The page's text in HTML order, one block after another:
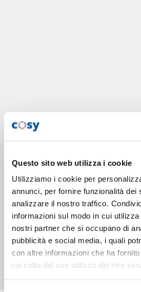
Questo sito web utilizza i cookie
Utilizziamo i cookie per
annunci, per fornire funzionalità dei
analizzare il nostro traffico.
informazioni sul modo in cui
nostri partner che si occupano di
pubblicità e social media, i quali
con altre informazioni che ha
raccolto dal suo utilizzo dei loro